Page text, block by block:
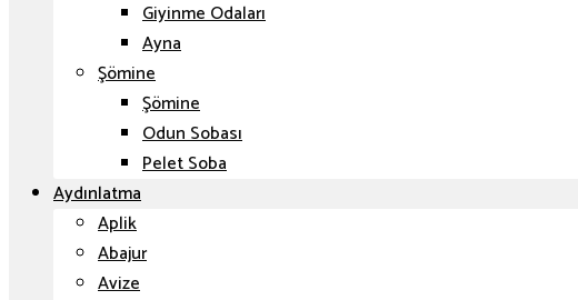
Giyinme Odaları
Ayna
Şömine
Şömine
Odun Sobası
Pelet Soba
Aydınlatma
Aplik
Abajur
Avize